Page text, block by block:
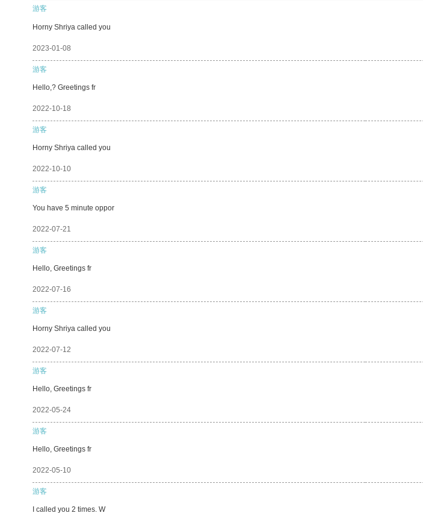
游客
Horny Shriya called you
2023-01-08
游客
Hello,? Greetings fr
2022-10-18
游客
Horny Shriya called you
2022-10-10
游客
You have 5 minute oppor
2022-07-21
游客
Hello, Greetings fr
2022-07-16
游客
Horny Shriya called you
2022-07-12
游客
Hello, Greetings fr
2022-05-24
游客
Hello, Greetings fr
2022-05-10
游客
I called you 2 times. W